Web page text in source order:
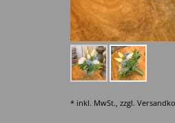
* inkl. MwSt., zzgl.